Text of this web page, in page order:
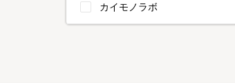
カイモノラボ